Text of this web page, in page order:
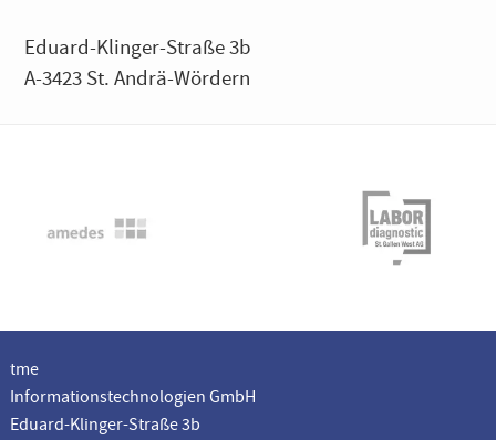
Eduard-Klinger-Straße 3b
A-3423 St. Andrä-Wördern
tme
Informationstechnologien GmbH
Eduard-Klinger-Straße 3b